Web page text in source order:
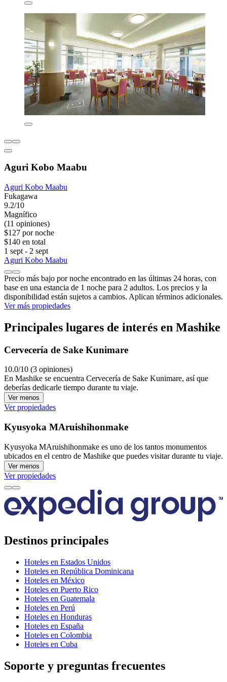
Aguri Kobo Maabu
Aguri Kobo Maabu
Fukagawa
9.2/10
Magnífico
(11 opiniones)
$127 por noche
$140 en total
1 sept - 2 sept
Aguri Kobo Maabu
Precio más bajo por noche encontrado en las últimas 24 horas, con
base en una estancia de 1 noche para 2 adultos. Los precios y la
disponibilidad están sujetos a cambios. Aplican términos adicionales.
Ver más propiedades
Principales lugares de interés en Mashike
Cervecería de Sake Kunimare
10.0/10 (3 opiniones)
En Mashike se encuentra Cervecería de Sake Kunimare, así que
deberías dedicarle tiempo durante tu viaje.
Ver menos
Ver propiedades
Kyusyoka MAruishihonmake
Kyusyoka MAruishihonmake es uno de los tantos monumentos
ubicados en el centro de Mashike que puedes visitar durante tu viaje.
Ver menos
Ver propiedades
Destinos principales
Hoteles en Estados Unidos
Hoteles en República Dominicana
Hoteles en México
Hoteles en Puerto Rico
Hoteles en Guatemala
Hoteles en Perú
Hoteles en Honduras
Hoteles en España
Hoteles en Colombia
Hoteles en Cuba
Soporte y preguntas frecuentes